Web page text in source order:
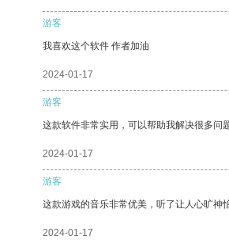
游客
我喜欢这个软件 作者加油
2024-01-17
游客
这款软件非常实用，可以帮助我解决很多问
2024-01-17
游客
这款游戏的音乐非常优美，听了让人心旷神怡
2024-01-17